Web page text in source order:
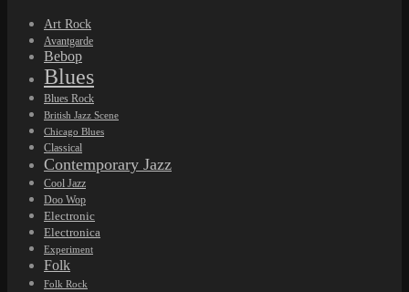
Art Rock
Avantgarde
Bebop
Blues
Blues Rock
British Jazz Scene
Chicago Blues
Classical
Contemporary Jazz
Cool Jazz
Doo Wop
Electronic
Electronica
Experiment
Folk
Folk Rock